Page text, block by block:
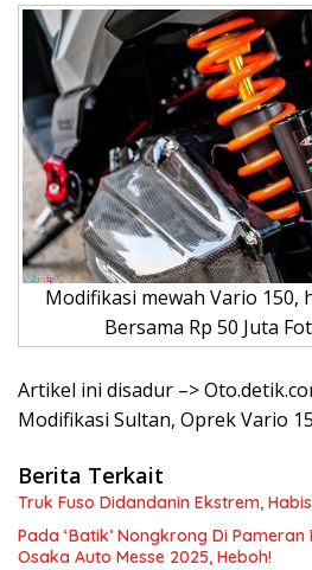
Modifikasi mewah Vario 150,
Bersama Rp 50 Juta
Artikel ini disadur –>
Modifikasi Sultan, Oprek Vario
Berita Terkait
Truk Fuso Didandanin Ekstrem,
Pada ‘Batik’ Nongkrong Di
Osaka Auto Messe 2025, Heboh!